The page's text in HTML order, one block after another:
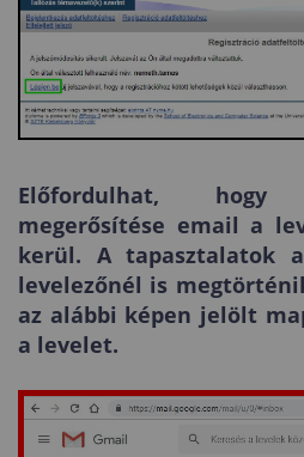
Előfordulhat,
megerősítése email a
kerül. A tapasztalatok
levelezőnél is
az alábbi képen jelölt
a levelet.